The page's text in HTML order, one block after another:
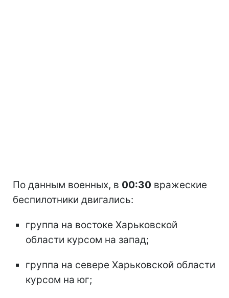
По данным военных, в 00:30 вражеские
беспилотники двигались:
группа на востоке Харьковской
области курсом на запад;
группа на севере Харьковской области
курсом на юг;